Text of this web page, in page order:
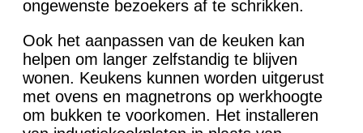
ongewenste bezoekers af te schrikken.
Ook het aanpassen van de keuken kan
helpen om langer zelfstandig te blijven
wonen. Keukens kunnen worden uitgerust
met ovens en magnetrons op werkhoogte
om bukken te voorkomen. Het installeren